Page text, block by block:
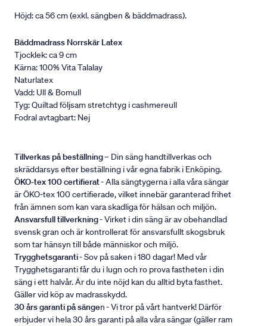
Höjd: ca 56 cm (exkl. sängben & bäddmadrass).
Bäddmadrass Norrskär Latex
Tjocklek: ca 9 cm
Kärna: 100% Vita Talalay
Naturlatex
Vadd: Ull & Bomull
Tyg: Quiltad följsam stretchtyg i cashmereull
Fodral avtagbart: Nej
Tillverkas på beställning– Din säng handtillverkas och
skräddarsys efter beställning i vår egna fabrik i Enköping.
ÖKO-tex 100 certifierat- Alla sängtygerna i alla våra sängar
är ÖKO-tex 100 certifierade, vilket innebär garanterad frihet
från ämnen som kan vara skadliga för hälsan och miljön.
Ansvarsfull tillverkning- Virket i din säng är av obehandlad
svensk gran och är kontrollerat för ansvarsfullt skogsbruk
som tar hänsyn till både människor och miljö.
Trygghetsgaranti- Sov på saken i 180 dagar! Med vår
Trygghetsgaranti får du i lugn och ro prova fastheten i din
säng i ett halvår. Är du inte nöjd kan du alltid byta fasthet.
Gäller vid köp av madrasskydd.
30 års garanti på sängen - Vi tror på vårt hantverk! Därför
erbjuder vi hela 30 års garanti på alla våra sängar (gäller ram